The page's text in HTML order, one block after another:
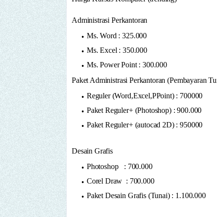
Administrasi Perkantoran
Ms. Word : 325.000
Ms. Excel : 350.000
Ms. Power Point : 300.000
Paket Administrasi Perkantoran (Pembayaran
Reguler (Word,Excel,PPoint) : 700000
Paket Reguler+ (Photoshop) : 900.000
Paket Reguler+ (autocad 2D) : 950000
Desain Grafis
Photoshop : 700.000
Corel Draw : 700.000
Paket Desain Grafis (Tunai) : 1.100.000